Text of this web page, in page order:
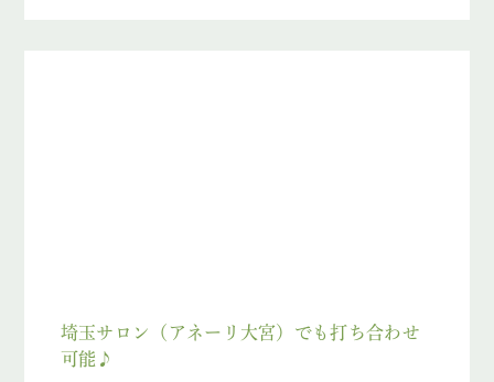
埼玉サロン（アネーリ大宮）でも打ち合わせ
可能♪